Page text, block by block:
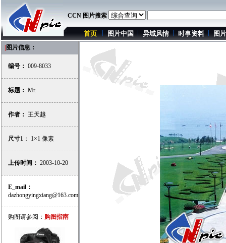
CCN 图片搜索
首页 图片中国 异域风情 时事资料 图
图片信息：
编号： 009-8033
标题： Mr.
作者： 王天越
尺寸1 ： 1×1 像素
上传时间： 2003-10-20
E_mail：
dazhongyingxiang@163.com
购图请参阅： 购图指南